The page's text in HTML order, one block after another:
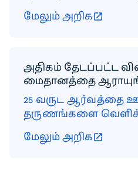
மேலும் அறிக
அதிகம் தேடப்பட்ட
மைதானத்தை
25 வருட ஆர்வத்தை
தருணங்களை
மேலும் அறிக